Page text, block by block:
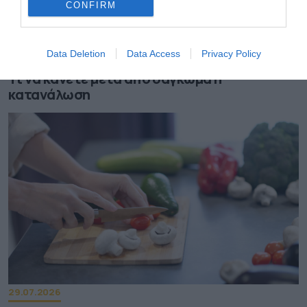
CONFIRM
Data Deletion Data Access Privacy Policy
Οι οδηγίες του ΕΟΔΥ για τον λαγοκέφαλο –
Τι να κάνετε μετά από δάγκωμα ή
κατανάλωση
29.07.2026